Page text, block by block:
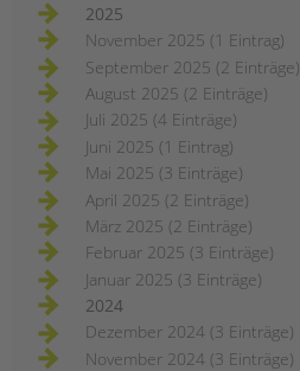
2025
November 2025 (1 Eintrag)
September 2025 (2 Einträge)
August 2025 (2 Einträge)
Juli 2025 (4 Einträge)
Juni 2025 (1 Eintrag)
Mai 2025 (3 Einträge)
April 2025 (2 Einträge)
März 2025 (2 Einträge)
Februar 2025 (3 Einträge)
Januar 2025 (3 Einträge)
2024
Dezember 2024 (3 Einträge)
November 2024 (3 Einträge)